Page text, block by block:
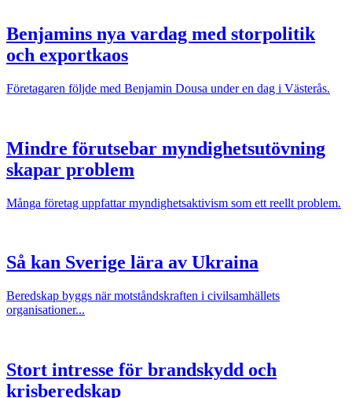
Benjamins nya vardag med storpolitik
och exportkaos
Företagaren följde med Benjamin Dousa under en dag i Västerås.
Mindre förutsebar myndighetsutövning
skapar problem
Många företag uppfattar myndighetsaktivism som ett reellt problem.
Så kan Sverige lära av Ukraina
Beredskap byggs när motståndskraften i civilsamhällets
organisationer...
Stort intresse för brandskydd och
krisberedskap